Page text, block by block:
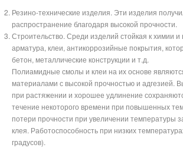
Резино-технические изделия. Эти изделия
распространение благодаря высокой прочности.
Строительство. Среди изделий стойкая к химии и
арматура, клеи, антикоррозийные покрытия,
бетон, металлические конструкции и т.д.
Полиамидные смолы и клеи на их основе
материалами с высокой прочностью и адгезией.
при растяжении и хорошее удлинение
течение некоторого времени при повышенных
потери прочности при увеличении температуры
клея. Работоспособность при низких
градусов).